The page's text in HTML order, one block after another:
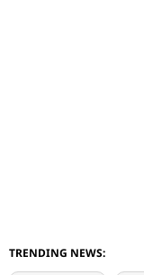
TRENDING NEWS: